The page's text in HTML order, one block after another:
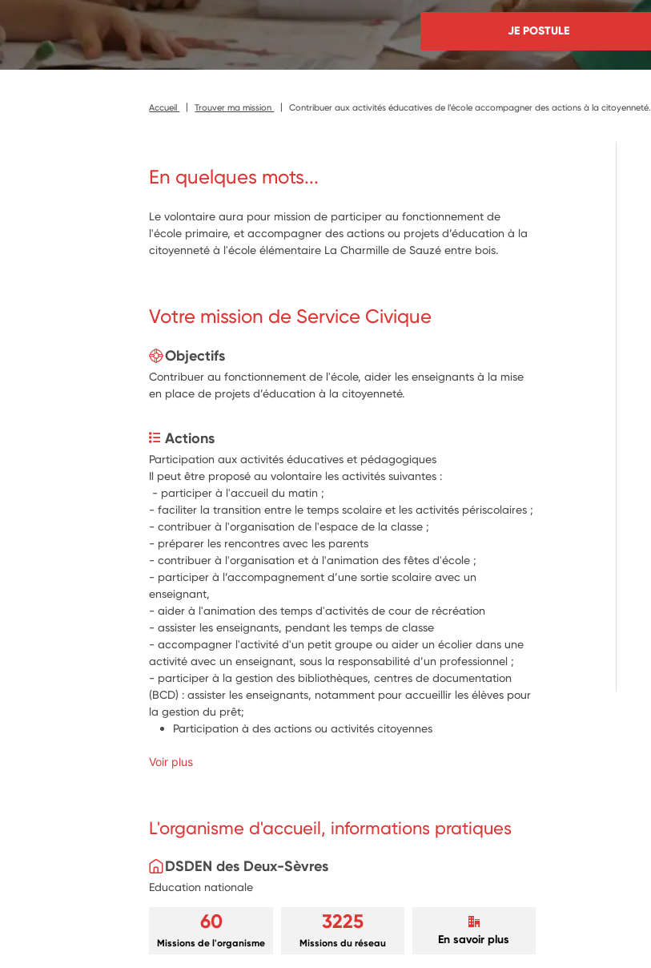
JE POSTULE
Accueil Trouver ma mission Contribuer aux activités éducatives de l’école accompagner des actions à la citoyenneté.
En quelques mots...
Le volontaire aura pour mission de participer au fonctionnement de
l'école primaire, et accompagner des actions ou projets d’éducation à la
citoyenneté à l'école élémentaire La Charmille de Sauzé entre bois.
Votre mission de Service Civique
Objectifs
Contribuer au fonctionnement de l'école, aider les enseignants à la mise
en place de projets d’éducation à la citoyenneté.
Actions
- participer à l'accueil du matin ;
- faciliter la transition entre le temps scolaire et les activités périscolaires ;
- contribuer à l'organisation de l'espace de la classe ;
- préparer les rencontres avec les parents
- contribuer à l'organisation et à l'animation des fêtes d'école ;
- participer à l’accompagnement d’une sortie scolaire avec un
enseignant,
- aider à l'animation des temps d'activités de cour de récréation
- accompagner l'activité d'un petit groupe ou aider un écolier dans une
activité avec un enseignant, sous la responsabilité d’un professionnel ;
- participer à la gestion des bibliothèques, centres de documentation
(BCD) : assister les enseignants, notamment pour accueillir les élèves pour
la gestion du prêt;
Participation à des actions ou activités citoyennes
Voir plus
L'organisme d'accueil, informations pratiques
DSDEN des Deux-Sèvres
Education nationale
60
Missions de l'organisme
3225
Missions du réseau En savoir plus